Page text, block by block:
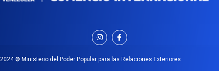
2024 © Ministerio del Poder Popular para las Relaciones Exteriores